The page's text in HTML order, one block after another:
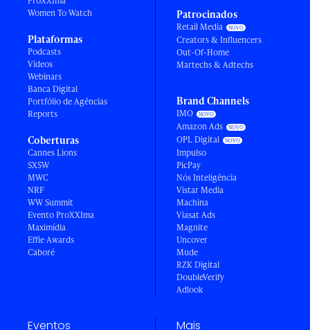
Women To Watch
Plataformas
Podcasts
Vídeos
Webinars
Banca Digital
Portfólio de Agências
Reports
Coberturas
Cannes Lions
SXSW
MWC
NRF
WW Summit
Evento ProXXIma
Maximídia
Effie Awards
Caboré
Patrocinados
Retail Media
Creators & Influencers
Out-Of-Home
Martechs & Adtechs
Brand Channels
IMO
Amazon Ads
OPL Digital
Impulso
PicPay
Nós Inteligência
Vistar Media
Machina
Viasat Ads
Magnite
Uncover
Mude
RZK Digital
DoubleVerify
Adlook
Eventos Mais